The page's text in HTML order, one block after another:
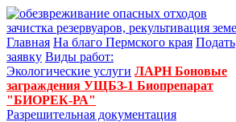
Главная На благо Пермского края Подать
заявку Виды работ:
Экологические услуги ЛАРНБоновые
заграждения УЩБЗ-1 Биопрепарат
"БИОРЕК-РА"
Разрешительная документация